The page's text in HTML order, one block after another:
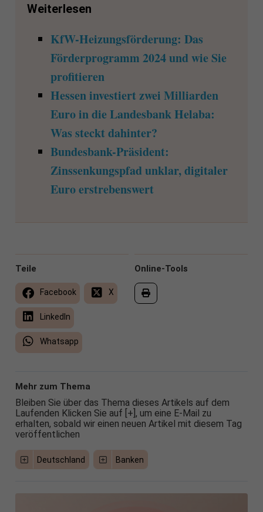
Weiterlesen
KfW-Heizungsförderung: Das
Förderprogramm 2024 und wie Sie
profitieren
Hessen investiert zwei Milliarden
Euro in die Landesbank Helaba:
Was steckt dahinter?
Bundesbank-Präsident:
Zinssenkungspfad unklar, digitaler
Euro erstrebenswert
Online-Tools
Teile
Facebook X
LinkedIn
Whatsapp
Mehr zum Thema
Bleiben Sie über das Thema dieses Artikels auf dem
Laufenden Klicken Sie auf [+], um eine E-Mail zu
erhalten, sobald wir einen neuen Artikel mit diesem Tag
veröffentlichen
Deutschland Banken